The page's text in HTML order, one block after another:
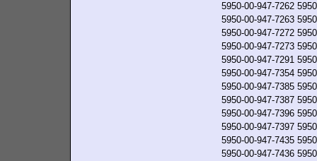
5950-00-947-7262
5950-00-947-7263
5950-00-947-7272
5950-00-947-7273
5950-00-947-7291
5950-00-947-7354
5950-00-947-7385
5950-00-947-7387
5950-00-947-7396
5950-00-947-7397
5950-00-947-7435
5950-00-947-7436